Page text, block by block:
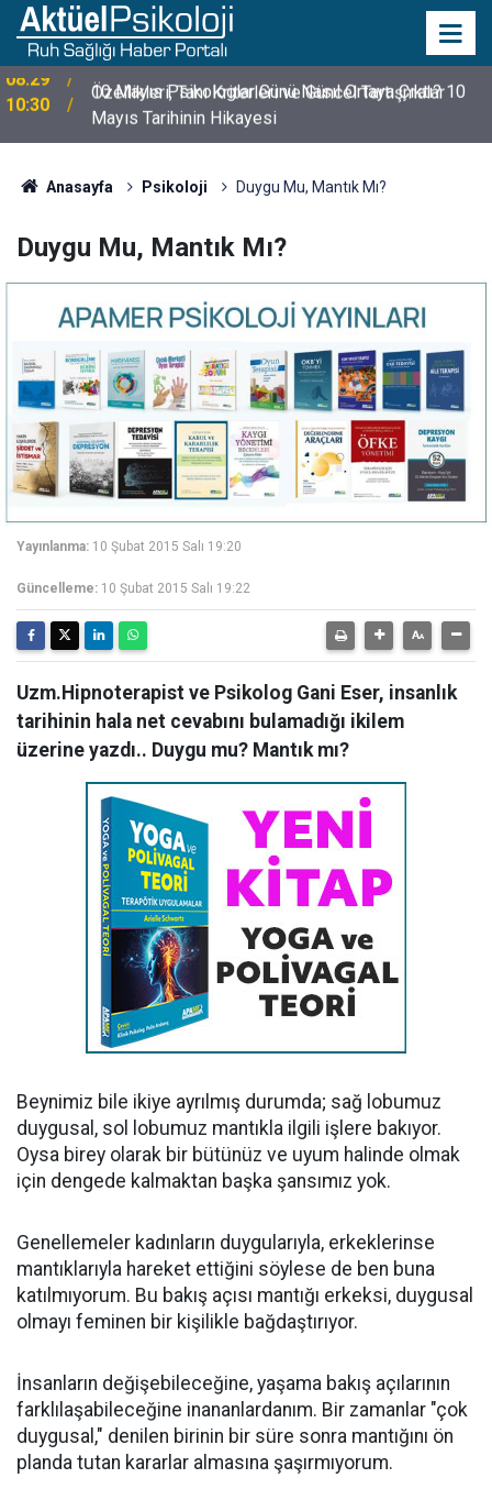
10:30
10 Mayıs Psikologlar Günü Nasıl Ortaya Çıktı? 10
Mayıs Tarihinin Hikayesi
Anasayfa Psikoloji Duygu Mu, Mantık Mı?
Duygu Mu, Mantık Mı?
Yayınlanma: 10 Şubat 2015 Salı 19:20
Güncelleme: 10 Şubat 2015 Salı 19:22
Uzm.Hipnoterapist ve Psikolog Gani Eser, insanlık
tarihinin hala net cevabını bulamadığı ikilem
üzerine yazdı.. Duygu mu? Mantık mı?
Beynimiz bile ikiye ayrılmış durumda; sağ lobumuz
duygusal, sol lobumuz mantıkla ilgili işlere bakıyor.
Oysa birey olarak bir bütünüz ve uyum halinde olmak
için dengede kalmaktan başka şansımız yok.
Genellemeler kadınların duygularıyla, erkeklerinse
mantıklarıyla hareket ettiğini söylese de ben buna
katılmıyorum. Bu bakış açısı mantığı erkeksi, duygusal
olmayı feminen bir kişilikle bağdaştırıyor.
İnsanların değişebileceğine, yaşama bakış açılarının
farklılaşabileceğine inananlardanım. Bir zamanlar "çok
duygusal," denilen birinin bir süre sonra mantığını ön
planda tutan kararlar almasına şaşırmıyorum.